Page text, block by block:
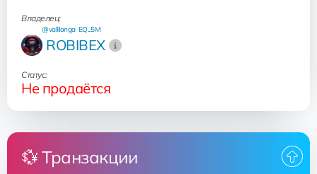
Владелец:
ROBIBEX
@vallilonga EQ...5M
Статус:
Не продаётся
💱 Транзакции